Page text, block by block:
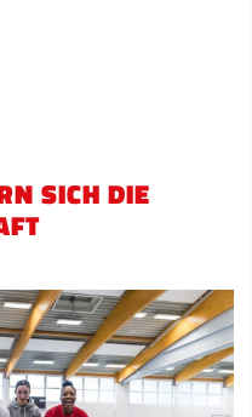
SICH DIE